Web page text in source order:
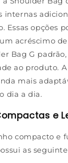
internas
Essas opções
acréscimo
Bag G
ao produto.
mais
dia a dia.
e
compacto e
as